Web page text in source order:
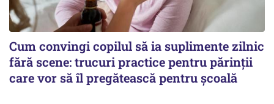
Cum convingi copilul să ia suplimente zilnic
fără scene: trucuri practice pentru părinții
care vor să îl pregătească pentru școală